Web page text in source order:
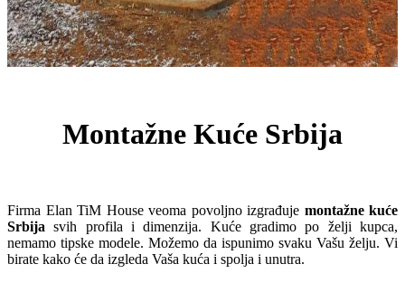
Montažne Kuće Srbija
Firma Elan TiM House veoma povoljno izgrađuje montažne kuće
Srbija svih profila i dimenzija. Kuće gradimo po želji kupca,
nemamo tipske modele. Možemo da ispunimo svaku Vašu želju. Vi
birate kako će da izgleda Vaša kuća i spolja i unutra.